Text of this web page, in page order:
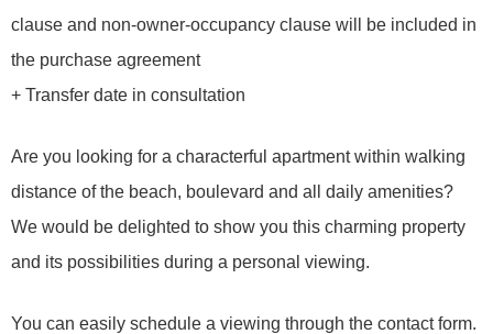
clause and non-owner-occupancy clause will be included in
the purchase agreement
+ Transfer date in consultation
Are you looking for a characterful apartment within walking
distance of the beach, boulevard and all daily amenities?
We would be delighted to show you this charming property
and its possibilities during a personal viewing.
You can easily schedule a viewing through the contact form.